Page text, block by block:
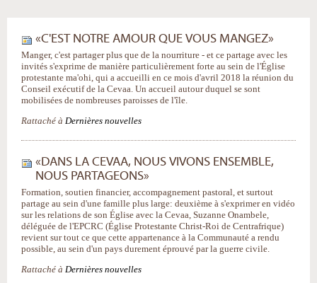
«C'EST NOTRE AMOUR QUE VOUS MANGEZ»
Manger, c'est partager plus que de la nourriture - et ce partage avec les
invités s'exprime de manière particulièrement forte au sein de l'Église
protestante ma'ohi, qui a accueilli en ce mois d'avril 2018 la réunion du
Conseil exécutif de la Cevaa. Un accueil autour duquel se sont
mobilisées de nombreuses paroisses de l'île.
Rattaché à Dernières nouvelles
«DANS LA CEVAA, NOUS VIVONS ENSEMBLE,
NOUS PARTAGEONS»
Formation, soutien financier, accompagnement pastoral, et surtout
partage au sein d'une famille plus large: deuxième à s'exprimer en vidéo
sur les relations de son Église avec la Cevaa, Suzanne Onambele,
déléguée de l'EPCRC (Église Protestante Christ-Roi de Centrafrique)
revient sur tout ce que cette appartenance à la Communauté a rendu
possible, au sein d'un pays durement éprouvé par la guerre civile.
Rattaché à Dernières nouvelles